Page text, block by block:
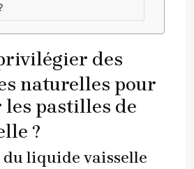
des
naturelles pour
pastilles de
?
du liquide vaisselle